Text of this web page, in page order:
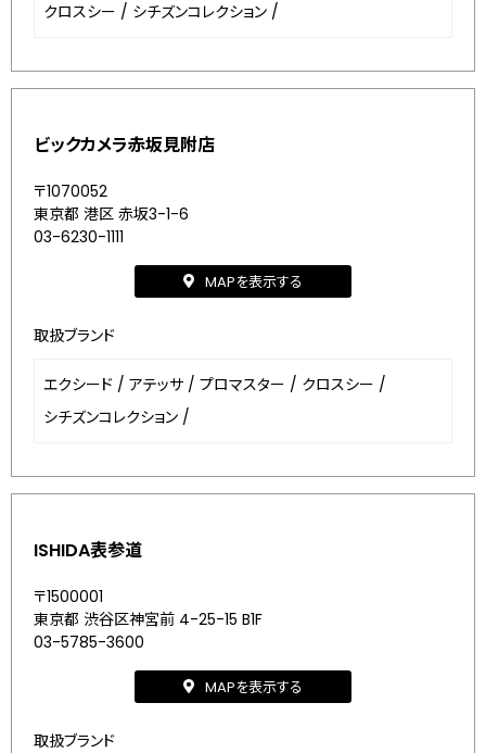
クロスシー / シチズンコレクション /
ビックカメラ赤坂見附店
〒1070052
東京都 港区 赤坂3-1-6
03-6230-1111
MAPを表示する
取扱ブランド
エクシード / アテッサ / プロマスター / クロスシー /
シチズンコレクション /
ISHIDA表参道
〒1500001
東京都 渋谷区神宮前 4-25-15 B1F
03-5785-3600
MAPを表示する
取扱ブランド